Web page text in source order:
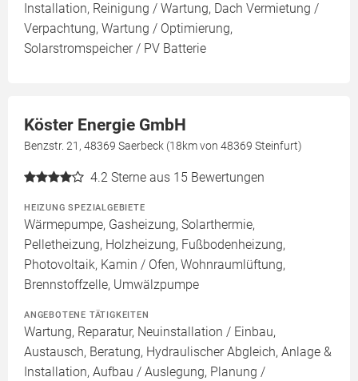
Installation, Reinigung / Wartung, Dach Vermietung /
Verpachtung, Wartung / Optimierung,
Solarstromspeicher / PV Batterie
Köster Energie GmbH
Benzstr. 21, 48369 Saerbeck (18km von 48369 Steinfurt)
4.2 Sterne aus 15 Bewertungen
HEIZUNG SPEZIALGEBIETE
Wärmepumpe, Gasheizung, Solarthermie,
Pelletheizung, Holzheizung, Fußbodenheizung,
Photovoltaik, Kamin / Ofen, Wohnraumlüftung,
Brennstoffzelle, Umwälzpumpe
ANGEBOTENE TÄTIGKEITEN
Wartung, Reparatur, Neuinstallation / Einbau,
Austausch, Beratung, Hydraulischer Abgleich, Anlage &
Installation, Aufbau / Auslegung, Planung /